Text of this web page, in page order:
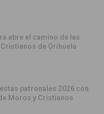
abre el camino de las
de Orihuela
patronales 2026 con
Moros y Cristianos